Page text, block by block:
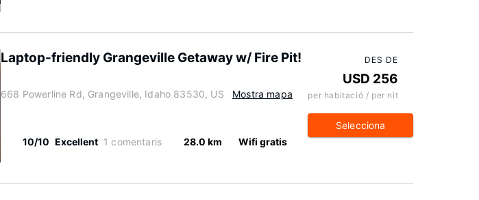
Laptop-friendly Grangeville Getaway w/ Fire Pit!
668 Powerline Rd, Grangeville, Idaho 83530, US Mostra mapa
10/10 Excellent 1 comentaris 28.0 km Wifi gratis
DES DE
USD 256
per habitació / per nit
Selecciona